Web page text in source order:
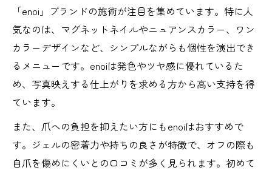
「enoi」ブランドの施術が注目を集めています。特に人
気なのは、マグネットネイルやニュアンスカラー、ワン
カラーデザインなど、シンプルながらも個性を演出でき
るメニューです。enoiは発色やツヤ感に優れているた
め、写真映えする仕上がりを求める方から高い支持を得
ています。
また、爪への負担を抑えたい方にもenoiはおすすめで
す。ジェルの密着力や持ちの良さが特徴で、オフの際も
自爪を傷めにくいとの口コミが多く見られます。初めて